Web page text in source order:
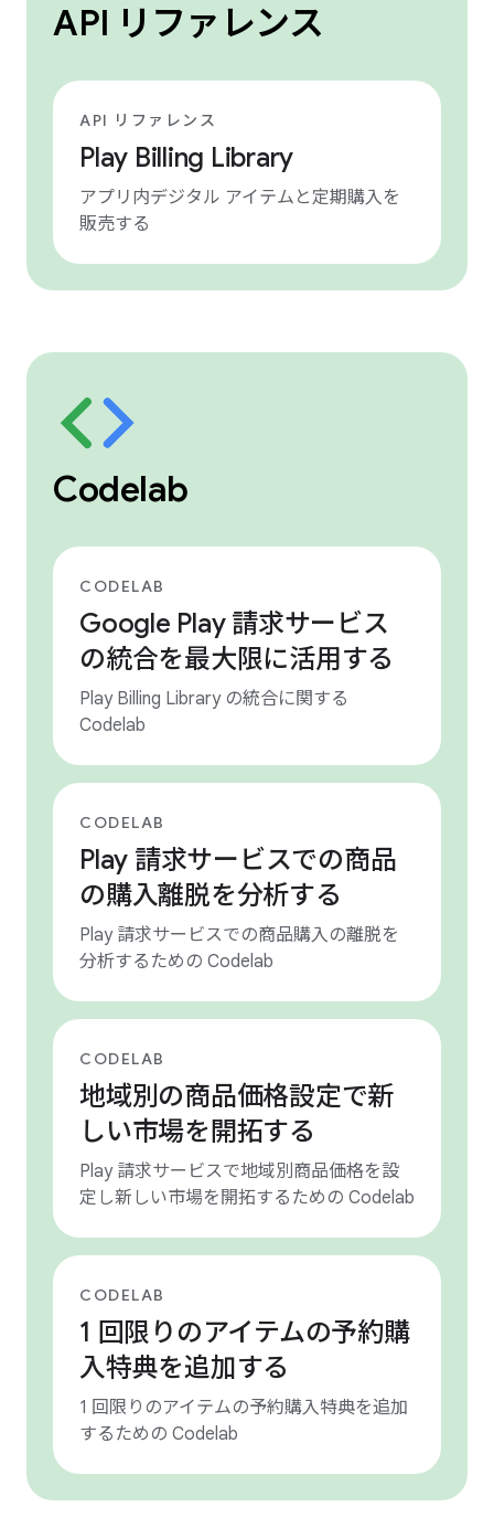
API リファレンス
API リファレンス
Play Billing Library
アプリ内デジタル アイテムと定期購入を
販売する
Codelab
CODELAB
Google Play 請求サービス
の統合を最大限に活用する
Play Billing Library の統合に関する
Codelab
CODELAB
Play 請求サービスでの商品
の購入離脱を分析する
Play 請求サービスでの商品購入の離脱を
分析するための Codelab
CODELAB
地域別の商品価格設定で新
しい市場を開拓する
Play 請求サービスで地域別商品価格を設
定し新しい市場を開拓するための Codelab
CODELAB
1 回限りのアイテムの予約購
入特典を追加する
1 回限りのアイテムの予約購入特典を追加
するための Codelab